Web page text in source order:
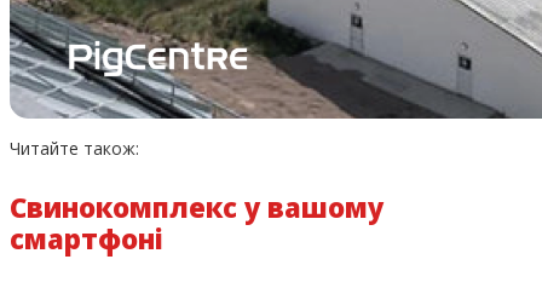
Читайте також:
Свинокомплекс у вашому
смартфоні